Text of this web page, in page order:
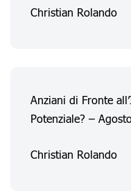
Christian Rolando
Anziani di Fronte
Potenziale? –
Christian Rolando